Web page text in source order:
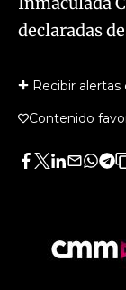
declaradas
Recibir
Contenido
Facebook
Twitter
LinkedIn
Enviar